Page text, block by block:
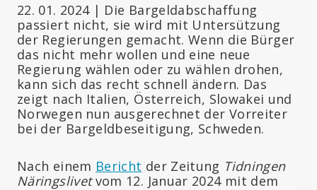
22. 01. 2024 | Die Bargeldabschaffung
passiert nicht, sie wird mit Untersützung
der Regierungen gemacht. Wenn die Bürger
das nicht mehr wollen und eine neue
Regierung wählen oder zu wählen drohen,
kann sich das recht schnell ändern. Das
zeigt nach Italien, Österreich, Slowakei und
Norwegen nun ausgerechnet der Vorreiter
bei der Bargeldbeseitigung, Schweden.
Nach einem Bericht der Zeitung Tidningen
Näringslivetvom 12. Januar 2024 mit dem